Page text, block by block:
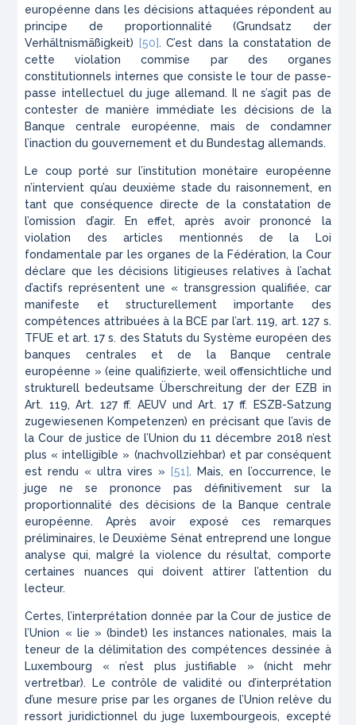
européenne dans les décisions attaquées répondent au
principe de proportionnalité (Grundsatz der
Verhältnismäßigkeit) [50]. C’est dans la constatation de
cette violation commise par des organes
constitutionnels internes que consiste le tour de passe-
passe intellectuel du juge allemand. Il ne s’agit pas de
contester de manière immédiate les décisions de la
Banque centrale européenne, mais de condamner
l’inaction du gouvernement et du Bundestag allemands.
Le coup porté sur l’institution monétaire européenne
n’intervient qu’au deuxième stade du raisonnement, en
tant que conséquence directe de la constatation de
l’omission d’agir. En effet, après avoir prononcé la
violation des articles mentionnés de la Loi
fondamentale par les organes de la Fédération, la Cour
déclare que les décisions litigieuses relatives à l’achat
d’actifs représentent une « transgression qualifiée, car
manifeste et structurellement importante des
compétences attribuées à la BCE par l’art. 119, art. 127 s.
TFUE et art. 17 s. des Statuts du Système européen des
banques centrales et de la Banque centrale
européenne » (eine qualifizierte, weil offensichtliche und
strukturell bedeutsame Überschreitung der der EZB in
Art. 119, Art. 127 ff. AEUV und Art. 17 ff. ESZB-Satzung
zugewiesenen Kompetenzen) en précisant que l’avis de
la Cour de justice de l’Union du 11 décembre 2018 n’est
plus « intelligible » (nachvollziehbar) et par conséquent
est rendu «ultra vires » [51]. Mais, en l’occurrence, le
juge ne se prononce pas définitivement sur la
proportionnalité des décisions de la Banque centrale
européenne. Après avoir exposé ces remarques
préliminaires, le Deuxième Sénat entreprend une longue
analyse qui, malgré la violence du résultat, comporte
certaines nuances qui doivent attirer l’attention du
lecteur.
Certes, l’interprétation donnée par la Cour de justice de
l’Union « lie » (bindet) les instances nationales, mais la
teneur de la délimitation des compétences dessinée à
Luxembourg « n’est plus justifiable » (nicht mehr
vertretbar). Le contrôle de validité ou d’interprétation
d’une mesure prise par les organes de l’Union relève du
ressort juridictionnel du juge luxembourgeois, excepté